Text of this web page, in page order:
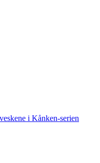
i Kånken-serien